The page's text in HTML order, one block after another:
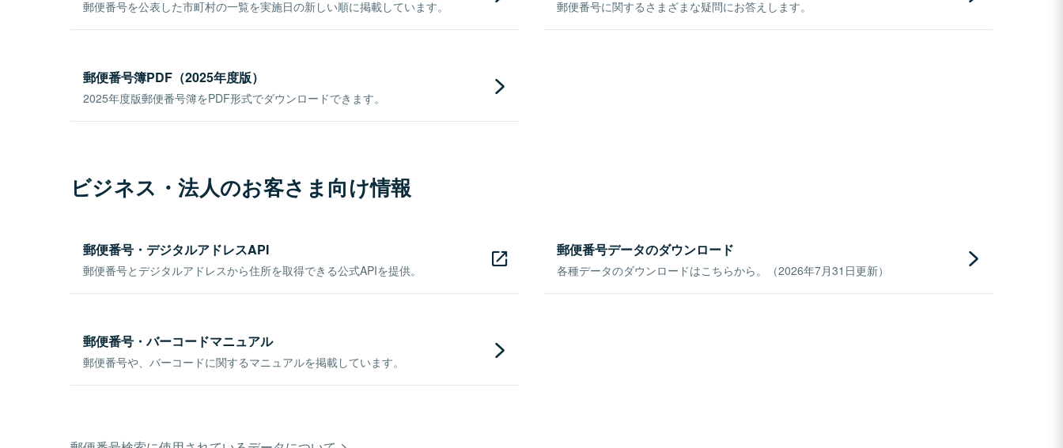
郵便番号を公表した市町村の一覧を実施日の新しい順に掲載しています。 郵便番号に関するさまざまな疑問にお答えします。
郵便番号簿PDF（2025年度版）
2025年度版郵便番号簿をPDF形式でダウンロードできます。
ビジネス・法人のお客さま向け情報
郵便番号・デジタルアドレスAPI
郵便番号とデジタルアドレスから住所を取得できる公式APIを提供。
郵便番号データのダウンロード
各種データのダウンロードはこちらから。（2026年7月31日更新）
郵便番号・バーコードマニュアル
郵便番号や、バーコードに関するマニュアルを掲載しています。